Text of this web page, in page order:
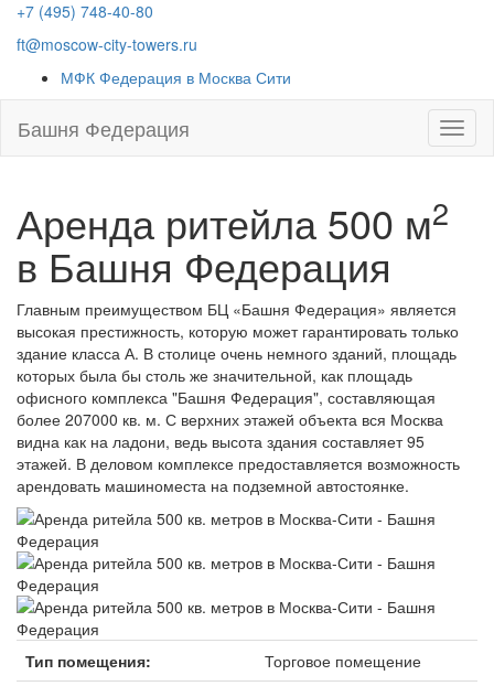
+7 (495) 748-40-80
ft@moscow-city-towers.ru
МФК Федерация в Москва Сити
Башня Федерация
Аренда ритейла 500 м2
в Башня Федерация
Главным преимуществом БЦ «Башня Федерация» является
высокая престижность, которую может гарантировать только
здание класса А. В столице очень немного зданий, площадь
которых была бы столь же значительной, как площадь
офисного комплекса "Башня Федерация", составляющая
более 207000 кв. м. С верхних этажей объекта вся Москва
видна как на ладони, ведь высота здания составляет 95
этажей. В деловом комплексе предоставляется возможность
арендовать машиноместа на подземной автостоянке.
Тип помещения:
Торговое помещение